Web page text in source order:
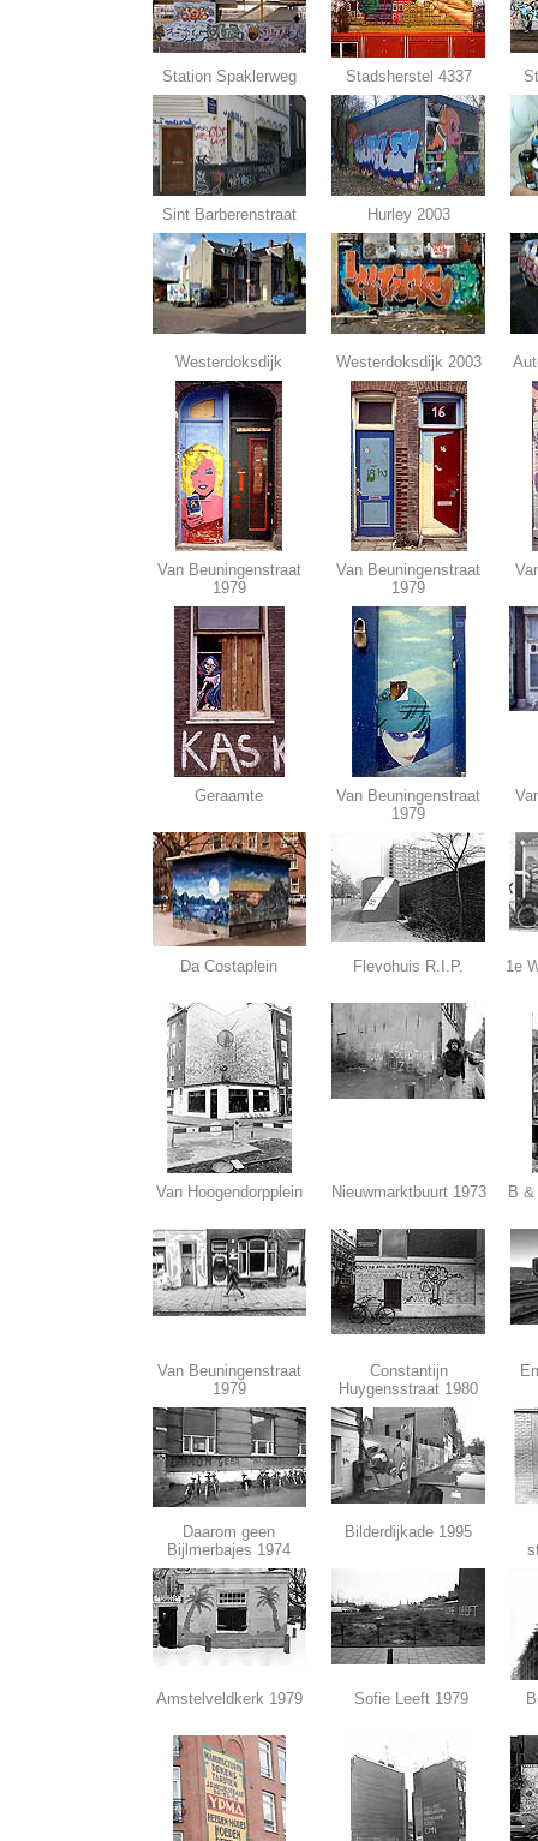
Station Spaklerweg Stadsherstel 4337
Sint Barberenstraat Hurley 2003
Westerdoksdijk Westerdoksdijk 2003
Van Beuningenstraat
1979
Van Beuningenstraat
1979
Geraamte
Van Beuningenstraat
1979
Da Costaplein Flevohuis R.I.P. 1e
Van Hoogendorpplein Nieuwmarktbuurt 1973 B
Van Beuningenstraat
1979
Constantijn
Huygensstraat 1980
Daarom geen
Bijlmerbajes 1974
Bilderdijkade 1995
Amstelveldkerk 1979 Sofie Leeft 1979